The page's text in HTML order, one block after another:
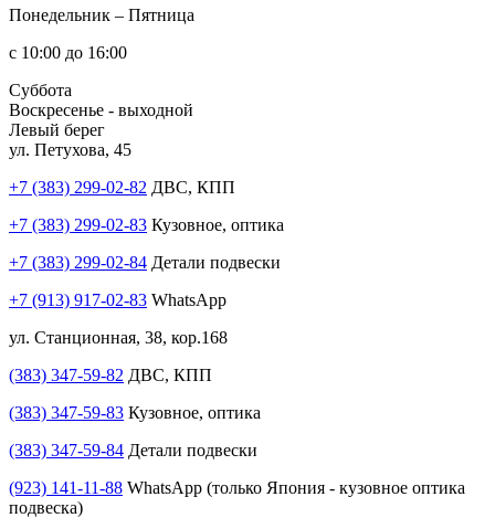
Понедельник – Пятница
с 10:00 до 16:00
Суббота
Воскресенье - выходной
Левый берег
ул. Петухова, 45
+7 (383) 299-02-82 ДВС, КПП
+7 (383) 299-02-83 Кузовное, оптика
+7 (383) 299-02-84 Детали подвески
+7 (913) 917-02-83 WhatsApp
ул. Станционная, 38, кор.168
(383) 347-59-82 ДВС, КПП
(383) 347-59-83 Кузовное, оптика
(383) 347-59-84 Детали подвески
(923) 141-11-88 WhatsApp (только Япония - кузовное оптика
подвеска)